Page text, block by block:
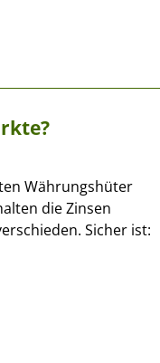
Währungshüter
die Zinsen
Sicher ist: